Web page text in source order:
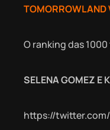
TOMORROWLAND
O ranking das
SELENA GOMEZ E
https://